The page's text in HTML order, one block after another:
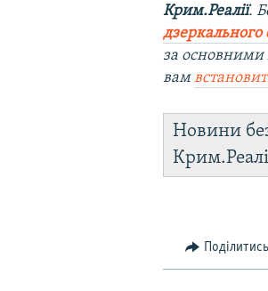
Крим.Реалії.
дзеркального
за основними
вам
Новини
Поділитись